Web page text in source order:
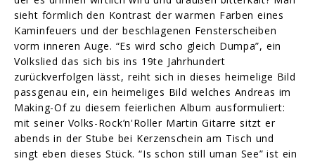
sieht förmlich den Kontrast der warmen Farben eines
Kaminfeuers und der beschlagenen Fensterscheiben
vorm inneren Auge. “Es wird scho gleich Dumpa”, ein
Volkslied das sich bis ins 19te Jahrhundert
zurückverfolgen lässt, reiht sich in dieses heimelige Bild
passgenau ein, ein heimeliges Bild welches Andreas im
Making-Of zu diesem feierlichen Album ausformuliert:
mit seiner Volks-Rock’n'Roller Martin Gitarre sitzt er
abends in der Stube bei Kerzenschein am Tisch und
singt eben dieses Stück. “Is schon still uman See” ist ein